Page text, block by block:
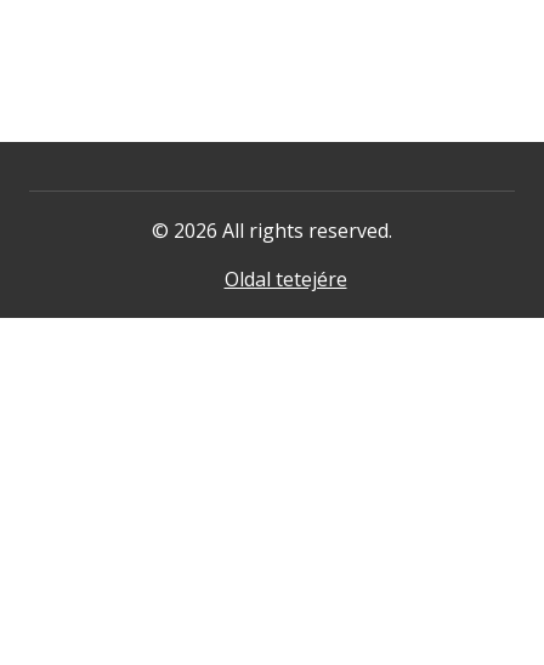
© 2026 All rights reserved.
Oldal tetejére